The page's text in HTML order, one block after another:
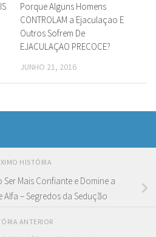
Porque Alguns Homens
CONTROLAM a Ejaculaçao E
Outros Sofrem De
EJACULAÇAO PRECOCE?
JUNHO 21, 2016
HISTÓRIA
Ser Mais Confiante e Domine a
Alfa – Segredos da Sedução
ANTERIOR